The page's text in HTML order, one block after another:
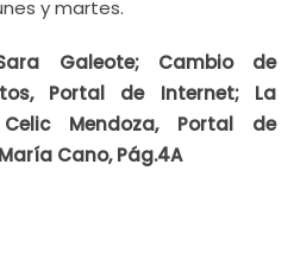
y martes.
Galeote; Cambio de
Portal de Internet; La
Mendoza, Portal de
Cano, Pág.4A